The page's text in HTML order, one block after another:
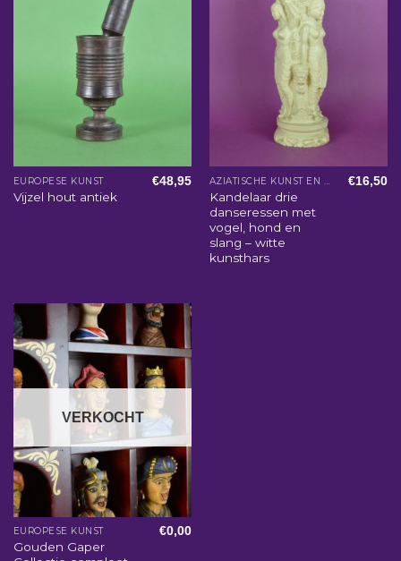
EUROPESE KUNST
Vijzel hout antiek
€48,95 AZIATISCHE KUNST EN WOONACCESSOIRES
Kandelaar drie
danseressen met
vogel, hond en
slang – witte
kunsthars
€16,50
VERKOCHT
EUROPESE KUNST
Gouden Gaper
€0,00